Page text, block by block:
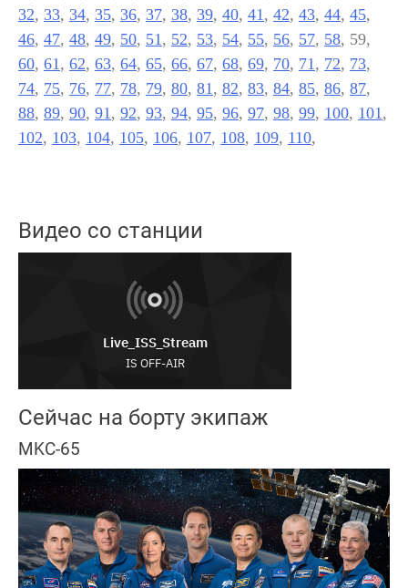
32, 33, 34, 35, 36, 37, 38, 39, 40, 41 , 42, 43, 44, 45,
46, 47, 48, 49, 50, 51 , 52, 53, 54, 55, 56, 57, 58, 59,
60, 61 , 62, 63, 64, 65, 66, 67, 68, 69, 70, 71 , 72, 73,
74, 75, 76, 77, 78, 79, 80, 81 , 82, 83, 84, 85, 86, 87,
88, 89, 90, 91 , 92, 93, 94, 95, 96, 97, 98, 99, 100, 101 ,
102, 103, 104, 105, 106, 107, 108, 109, 110,
Видео со станции
Сейчас на борту экипаж
MKC-65